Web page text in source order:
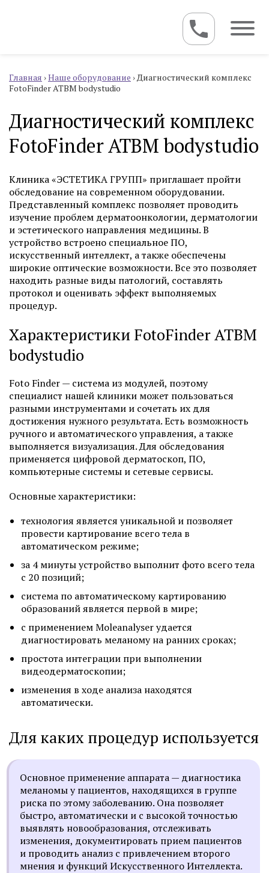
Главная ›Наше оборудование ›Диагностический комплекс
FotoFinder ATBM bodystudio
Диагностический комплекс
FotoFinder ATBM bodystudio
Клиника «ЭСТЕТИКА ГРУПП» приглашает пройти
обследование на современном оборудовании.
Представленный комплекс позволяет проводить
изучение проблем дерматоонкологии, дерматологии
и эстетического направления медицины. В
устройство встроено специальное ПО,
искусственный интеллект, а также обеспечены
широкие оптические возможности. Все это позволяет
находить разные виды патологий, составлять
протокол и оценивать эффект выполняемых
процедур.
Характеристики FotoFinder ATBM
bodystudio
Foto Finder — система из модулей, поэтому
специалист нашей клиники может пользоваться
разными инструментами и сочетать их для
достижения нужного результата. Есть возможность
ручного и автоматического управления, а также
выполняется визуализация. Для обследования
применяется цифровой дерматоскоп, ПО,
компьютерные системы и сетевые сервисы.
Основные характеристики:
технология является уникальной и позволяет
провести картирование всего тела в
автоматическом режиме;
за 4 минуты устройство выполнит фото всего тела
с 20 позиций;
система по автоматическому картированию
образований является первой в мире;
с применением Moleanalyser удается
диагностировать меланому на ранних сроках;
простота интеграции при выполнении
видеодерматоскопии;
изменения в ходе анализа находятся
автоматически.
Для каких процедур используется
Основное применение аппарата — диагностика
меланомы у пациентов, находящихся в группе
риска по этому заболеванию. Она позволяет
быстро, автоматически и с высокой точностью
выявлять новообразования, отслеживать
изменения, документировать прием пациентов
и проводить анализ с привлечением второго
мнения и функций Искусственного Интеллекта.